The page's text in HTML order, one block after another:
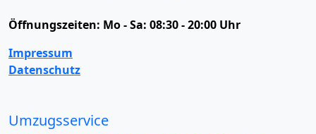
Öffnungszeiten: Mo - Sa: 08:30 - 20:00 Uhr
Impressum
Datenschutz
Umzugsservice